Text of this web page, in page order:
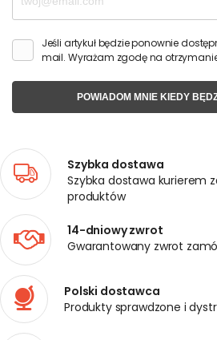
Jeśli artykuł będzie ponownie
mail. Wyrażam zgodę na
POWIADOM MNIE KIEDY
Szybka dostawa
Szybka dostawa kurierem
produktów
14-dniowy zwrot
Gwarantowany zwrot
Polski dostawca
Produkty sprawdzone i